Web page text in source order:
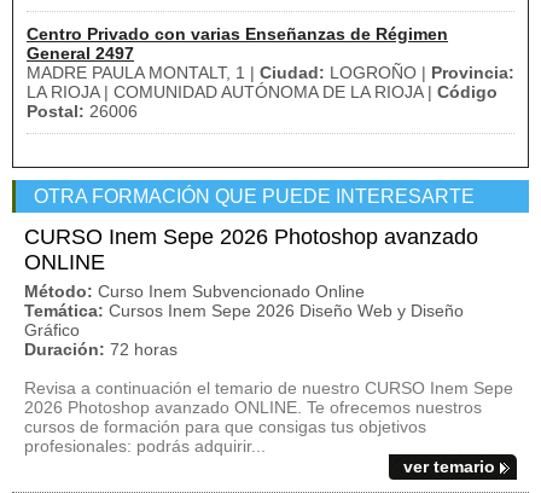
Centro Privado con varias Enseñanzas de Régimen
General 2497
MADRE PAULA MONTALT, 1 | Ciudad: LOGROÑO | Provincia:
LA RIOJA | COMUNIDAD AUTÓNOMA DE LA RIOJA | Código
Postal: 26006
OTRA FORMACIÓN QUE PUEDE INTERESARTE
CURSO Inem Sepe 2026 Photoshop avanzado
ONLINE
Método: Curso Inem Subvencionado Online
Temática: Cursos Inem Sepe 2026 Diseño Web y Diseño
Gráfico
Duración: 72 horas
Revisa a continuación el temario de nuestro CURSO Inem Sepe
2026 Photoshop avanzado ONLINE. Te ofrecemos nuestros
cursos de formación para que consigas tus objetivos
profesionales: podrás adquirir...
ver temario